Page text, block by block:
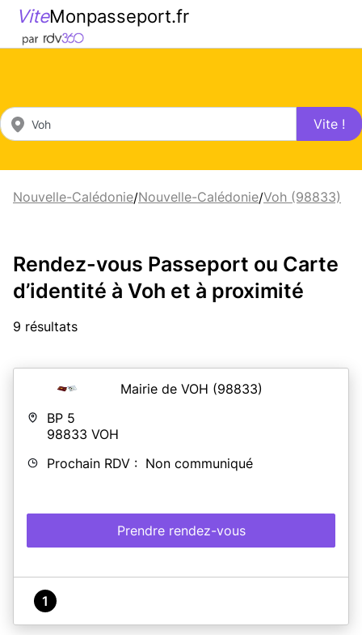
ViteMonpasseport.fr
Vite !
Nouvelle-Calédonie/Nouvelle-Calédonie/Voh (98833)
Rendez-vous Passeport ou Carte
d’identité à Voh et à proximité
9 résultats
Mairie de VOH (98833)
BP 5
98833 VOH
Prochain RDV : Non communiqué
Prendre rendez-vous
1